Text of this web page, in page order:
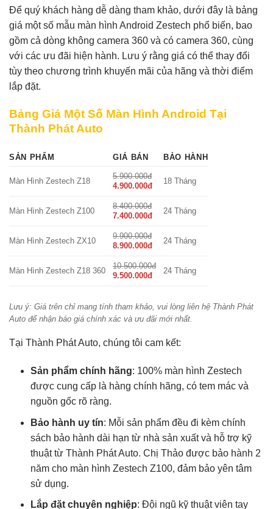
Để quý khách hàng dễ dàng tham khảo, dưới đây là bảng
giá một số mẫu màn hình Android Zestech phổ biến, bao
gồm cả dòng không camera 360 và có camera 360, cùng
với các ưu đãi hiện hành. Lưu ý rằng giá có thể thay đổi
tùy theo chương trình khuyến mãi của hãng và thời điểm
lắp đặt.
Bảng Giá Một Số Màn Hình Android Tại
Thành Phát Auto
SẢN PHẨM GIÁ BÁN BẢO HÀNH
Màn Hình Zestech Z18
5.900.000đ
4.900.000đ
18 Tháng
Màn Hình Zestech Z100
8.400.000đ
7.400.000đ
24 Tháng
Màn Hình Zestech ZX10
9.900.000đ
8.900.000đ
24 Tháng
Màn Hình Zestech Z18 360
10.500.000đ
9.500.000đ
24 Tháng
Lưu ý: Giá trên chỉ mang tính tham khảo, vui lòng liên hệ Thành Phát
Auto để nhận báo giá chính xác và ưu đãi mới nhất.
Tại Thành Phát Auto, chúng tôi cam kết:
Sản phẩm chính hãng: 100% màn hình Zestech
được cung cấp là hàng chính hãng, có tem mác và
nguồn gốc rõ ràng.
Bảo hành uy tín: Mỗi sản phẩm đều đi kèm chính
sách bảo hành dài hạn từ nhà sản xuất và hỗ trợ kỹ
thuật từ Thành Phát Auto. Chị Thảo được bảo hành 2
năm cho màn hình Zestech Z100, đảm bảo yên tâm
sử dụng.
Lắp đặt chuyên nghiệp: Đội ngũ kỹ thuật viên tay